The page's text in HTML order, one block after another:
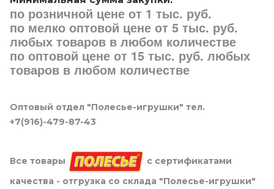
по розничной цене от 1 тыс. руб.
по мелко оптовой цене от 5 тыс. руб.
любых товаров в любом количестве
по оптовой цене от 15 тыс. руб. любых
товаров в любом количестве
Оптовый отдел "Полесье-игрушки" тел.
+7(916)-479-87-43
Все товары
с сертификатами
качества - отгрузка со склада "Полесье-игрушки"